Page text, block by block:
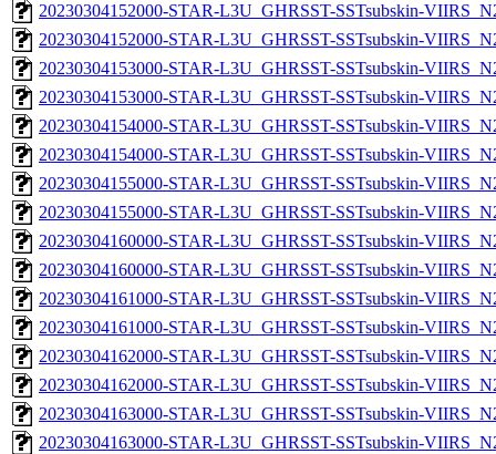
20230304152000-STAR-L3U_GHRSST-SSTsubskin-
20230304152000-STAR-L3U_GHRSST-SSTsubskin-
20230304153000-STAR-L3U_GHRSST-SSTsubskin-
20230304153000-STAR-L3U_GHRSST-SSTsubskin-
20230304154000-STAR-L3U_GHRSST-SSTsubskin-
20230304154000-STAR-L3U_GHRSST-SSTsubskin-
20230304155000-STAR-L3U_GHRSST-SSTsubskin-
20230304155000-STAR-L3U_GHRSST-SSTsubskin-
20230304160000-STAR-L3U_GHRSST-SSTsubskin-
20230304160000-STAR-L3U_GHRSST-SSTsubskin-
20230304161000-STAR-L3U_GHRSST-SSTsubskin-
20230304161000-STAR-L3U_GHRSST-SSTsubskin-
20230304162000-STAR-L3U_GHRSST-SSTsubskin-
20230304162000-STAR-L3U_GHRSST-SSTsubskin-
20230304163000-STAR-L3U_GHRSST-SSTsubskin-
20230304163000-STAR-L3U_GHRSST-SSTsubskin-